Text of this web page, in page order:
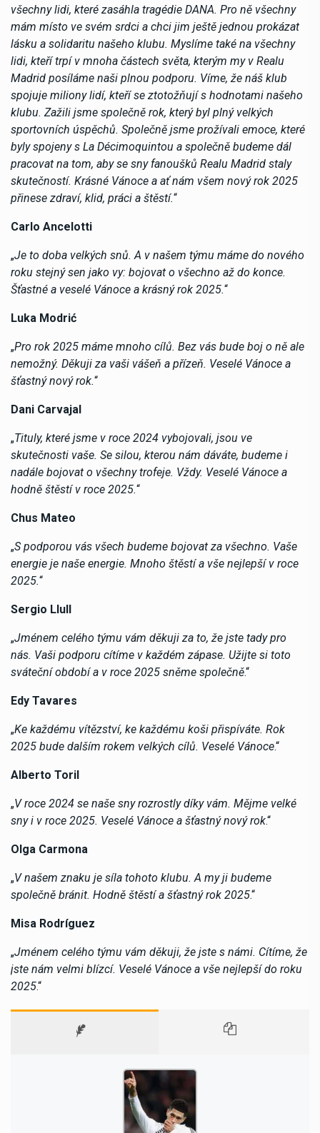
všechny lidi, které zasáhla tragédie DANA. Pro ně všechny
mám místo ve svém srdci a chci jim ještě jednou prokázat
lásku a solidaritu našeho klubu. Myslíme také na všechny
lidi, kteří trpí v mnoha částech světa, kterým my v Realu
Madrid posíláme naši plnou podporu. Víme, že náš klub
spojuje miliony lidí, kteří se ztotožňují s hodnotami našeho
klubu. Zažili jsme společně rok, který byl plný velkých
sportovních úspěchů. Společně jsme prožívali emoce, které
byly spojeny s La Décimoquintou a společně budeme dál
pracovat na tom, aby se sny fanoušků Realu Madrid staly
skutečností. Krásné Vánoce a ať nám všem nový rok 2025
přinese zdraví, klid, práci a štěstí.“
Carlo Ancelotti
„Je to doba velkých snů. A v našem týmu máme do nového
roku stejný sen jako vy: bojovat o všechno až do konce.
Šťastné a veselé Vánoce a krásný rok 2025.“
Luka Modrić
„Pro rok 2025 máme mnoho cílů. Bez vás bude boj o ně ale
nemožný. Děkuji za vaši vášeň a přízeň. Veselé Vánoce a
šťastný nový rok.“
Dani Carvajal
„Tituly, které jsme v roce 2024 vybojovali, jsou ve
skutečnosti vaše. Se silou, kterou nám dáváte, budeme i
nadále bojovat o všechny trofeje. Vždy. Veselé Vánoce a
hodně štěstí v roce 2025.“
Chus Mateo
„S podporou vás všech budeme bojovat za všechno. Vaše
energie je naše energie. Mnoho štěstí a vše nejlepší v roce
2025.“
Sergio Llull
„Jménem celého týmu vám děkuji za to, že jste tady pro
nás. Vaši podporu cítíme v každém zápase. Užijte si toto
sváteční období a v roce 2025 sněme společně.“
Edy Tavares
„Ke každému vítězství, ke každému koši přispíváte. Rok
2025 bude dalším rokem velkých cílů. Veselé Vánoce.“
Alberto Toril
„V roce 2024 se naše sny rozrostly díky vám. Mějme velké
sny i v roce 2025. Veselé Vánoce a šťastný nový rok.“
Olga Carmona
„V našem znaku je síla tohoto klubu. A my ji budeme
společně bránit. Hodně štěstí a šťastný rok 2025.“
Misa Rodríguez
„Jménem celého týmu vám děkuji, že jste s námi. Cítíme, že
jste nám velmi blízcí. Veselé Vánoce a vše nejlepší do roku
2025.“